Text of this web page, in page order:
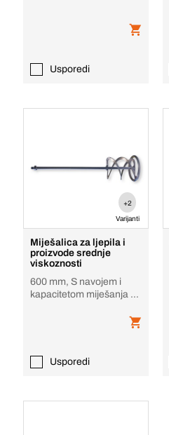
Usporedi
+2
Varijanti
Miješalica za ljepila i
proizvode srednje
viskoznosti
600 mm, S navojem i
kapacitetom miješanja do
Usporedi